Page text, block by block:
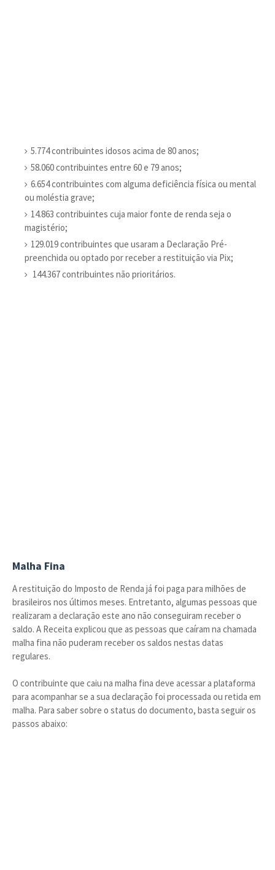
5.774 contribuintes idosos acima de 80 anos;
58.060 contribuintes entre 60 e 79 anos;
6.654 contribuintes com alguma deficiência física ou mental
ou moléstia grave;
14.863 contribuintes cuja maior fonte de renda seja o
magistério;
129.019 contribuintes que usaram a Declaração Pré-
preenchida ou optado por receber a restituição via Pix;
144.367 contribuintes não prioritários.
Malha Fina
A restituição do Imposto de Renda já foi paga para milhões de
brasileiros nos últimos meses. Entretanto, algumas pessoas que
realizaram a declaração este ano não conseguiram receber o
saldo. A Receita explicou que as pessoas que caíram na chamada
malha fina não puderam receber os saldos nestas datas
regulares.
O contribuinte que caiu na malha fina deve acessar a plataforma
para acompanhar se a sua declaração foi processada ou retida em
malha. Para saber sobre o status do documento, basta seguir os
passos abaixo: